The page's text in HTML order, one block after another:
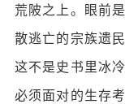
荒陂之上。眼前
散逃亡的宗族遗
这不是史书里冰
必须面对的生存